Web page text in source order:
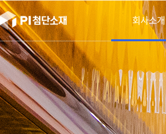
본문바로가기
회사소개